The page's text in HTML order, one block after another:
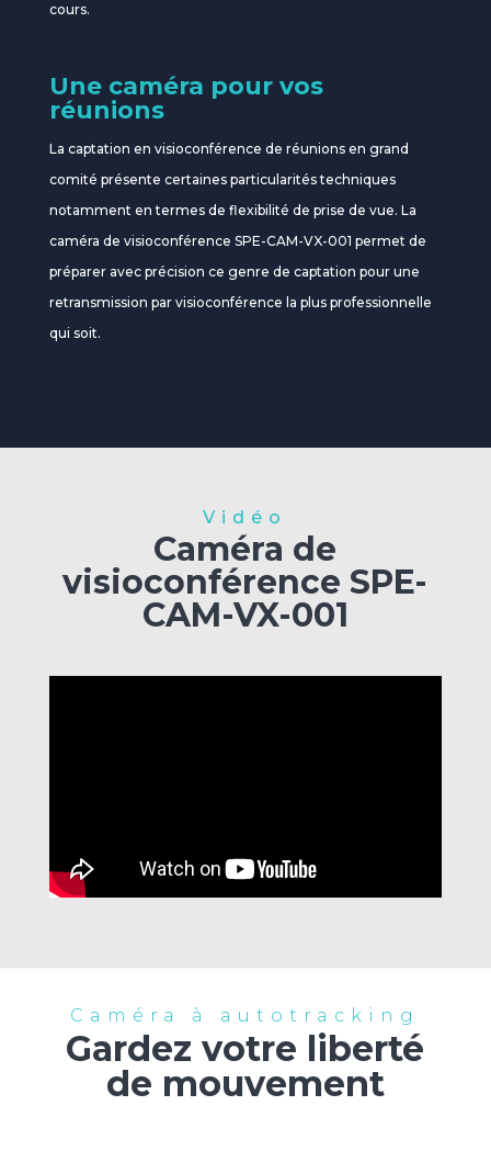
cours.
Une caméra pour vos
réunions
La captation en visioconférence de réunions en grand
comité présente certaines particularités techniques
notamment en termes de flexibilité de prise de vue. La
caméra de visioconférence SPE-CAM-VX-001 permet de
préparer avec précision ce genre de captation pour une
retransmission par visioconférence la plus professionnelle
qui soit.
Vidéo
Caméra de
visioconférence SPE-
CAM-VX-001
Caméra à autotracking
Gardez votre liberté
de mouvement